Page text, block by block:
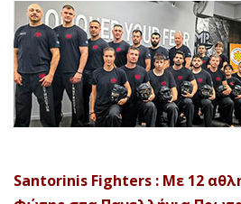
Santorinis Fighters : Με 12